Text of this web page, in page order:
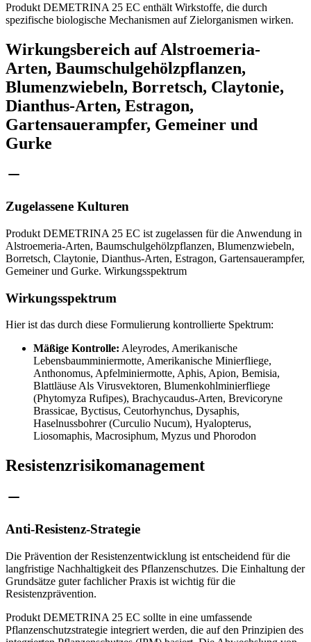
Produkt DEMETRINA 25 EC enthält Wirkstoffe, die durch
spezifische biologische Mechanismen auf Zielorganismen wirken.
Wirkungsbereich auf Alstroemeria-
Arten, Baumschulgehölzpflanzen,
Blumenzwiebeln, Borretsch, Claytonie,
Dianthus-Arten, Estragon,
Gartensauerampfer, Gemeiner und
Gurke
Zugelassene Kulturen
Produkt DEMETRINA 25 EC ist zugelassen für die Anwendung in
Alstroemeria-Arten, Baumschulgehölzpflanzen, Blumenzwiebeln,
Borretsch, Claytonie, Dianthus-Arten, Estragon, Gartensauerampfer,
Gemeiner und Gurke. Wirkungsspektrum
Wirkungsspektrum
Hier ist das durch diese Formulierung kontrollierte Spektrum:
Mäßige Kontrolle: Aleyrodes, Amerikanische
Lebensbaumminiermotte, Amerikanische Minierfliege,
Anthonomus, Apfelminiermotte, Aphis, Apion, Bemisia,
Blattläuse Als Virusvektoren, Blumenkohlminierfliege
(Phytomyza Rufipes), Brachycaudus-Arten, Brevicoryne
Brassicae, Byctisus, Ceutorhynchus, Dysaphis,
Haselnussbohrer (Curculio Nucum), Hyalopterus,
Liosomaphis, Macrosiphum, Myzus und Phorodon
Resistenzrisikomanagement
Anti-Resistenz-Strategie
Die Prävention der Resistenzentwicklung ist entscheidend für die
langfristige Nachhaltigkeit des Pflanzenschutzes. Die Einhaltung der
Grundsätze guter fachlicher Praxis ist wichtig für die
Resistenzprävention.
Produkt DEMETRINA 25 EC sollte in eine umfassende
Pflanzenschutzstrategie integriert werden, die auf den Prinzipien des